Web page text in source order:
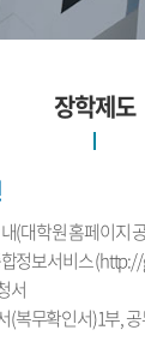
장학제도
(대학원 홈페이지
정보서비스
서
복무확인서)1부,